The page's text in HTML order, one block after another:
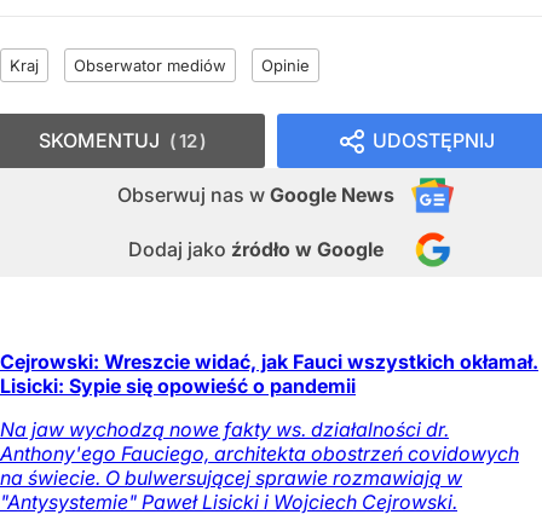
Kraj Obserwator mediów Opinie
UDOSTĘPNIJ
Obserwuj nas w Google News
Dodaj jako źródło w Google
SKOMENTUJ 12
Cejrowski: Wreszcie widać, jak Fauci wszystkich okłamał.
Lisicki: Sypie się opowieść o pandemii
Na jaw wychodzą nowe fakty ws. działalności dr.
Anthony'ego Fauciego, architekta obostrzeń covidowych
na świecie. O bulwersującej sprawie rozmawiają w
"Antysystemie" Paweł Lisicki i Wojciech Cejrowski.